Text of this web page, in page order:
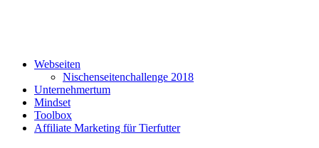
Webseiten
Nischenseitenchallenge 2018
Unternehmertum
Mindset
Toolbox
Affiliate Marketing für Tierfutter